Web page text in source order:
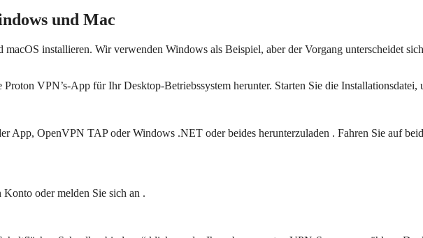
und Mac
installieren. Wir verwenden Windows als Beispiel, aber der Vorgang unterscheidet
VPN’s-App für Ihr Desktop-Betriebssystem herunter. Starten Sie die Installationsdatei,
App, OpenVPN TAP oder Windows .NET oder beides herunterzuladen . Fahren Sie auf
oder melden Sie sich an .